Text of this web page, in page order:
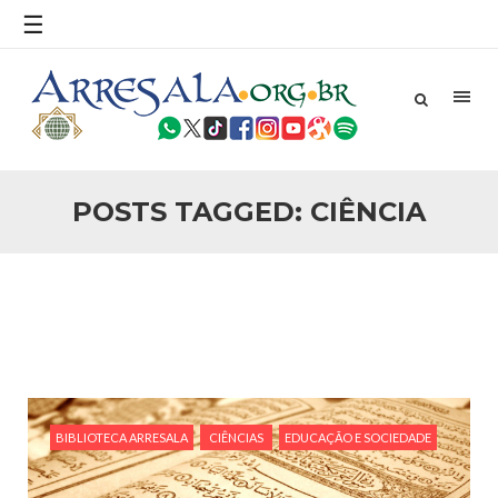
☰
POSTS TAGGED: CIÊNCIA
do terrorismo não
25 DE SETEMBRO DE 2010
Necessárias Considerações Sobre o
Conflito
Por: Ahmed Ismail Introdução O presente artigo resume as
Em nome de Deus, O Clemente, O Misericordioso! O Centro
Islâmico no Brasil parabeniza a nação islâmica pela chegada
no ano novo muçulmano de 1435 Hejrita. Desejamos a
todos os irmãos e irmãs um novo
BIBLIOTECA ARRESALA CIÊNCIAS EDUCAÇÃO E SOCIEDADE